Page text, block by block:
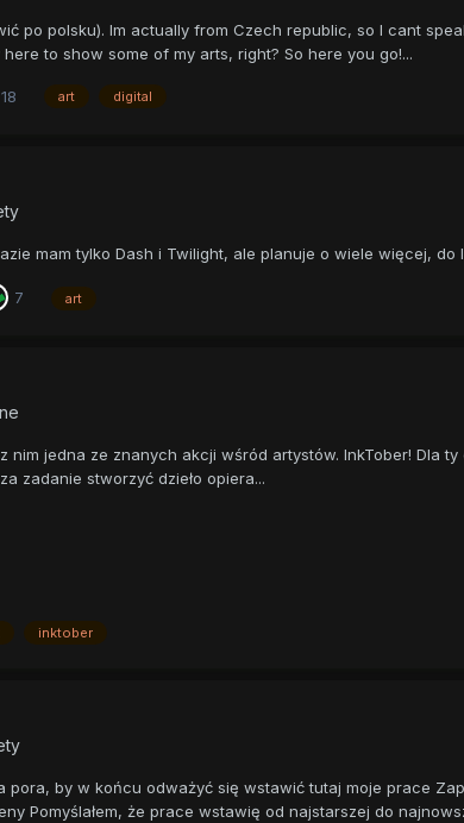
po polsku). Im actually from Czech republic, so I cant
to show some of my arts, right? So here you go!...
18 art digital
mam tylko Dash i Twilight, ale planuje o wiele więcej,
7 art
nim jedna ze znanych akcji wśród artystów. InkTober! Dla
zadanie stworzyć dzieło opiera...
inktober
pora, by w końcu odważyć się wstawić tutaj moje prace
Pomyślałem, że prace wstawię od najstarszej do